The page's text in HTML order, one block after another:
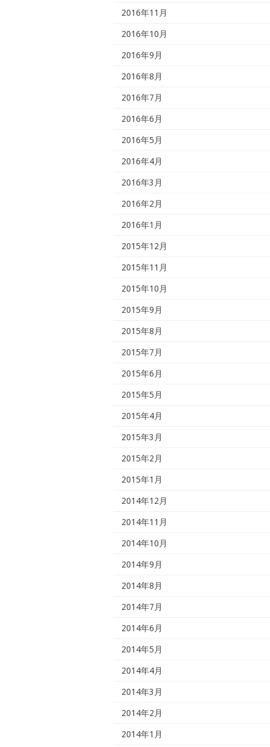
2016年11月
2016年10月
2016年9月
2016年8月
2016年7月
2016年6月
2016年5月
2016年4月
2016年3月
2016年2月
2016年1月
2015年12月
2015年11月
2015年10月
2015年9月
2015年8月
2015年7月
2015年6月
2015年5月
2015年4月
2015年3月
2015年2月
2015年1月
2014年12月
2014年11月
2014年10月
2014年9月
2014年8月
2014年7月
2014年6月
2014年5月
2014年4月
2014年3月
2014年2月
2014年1月